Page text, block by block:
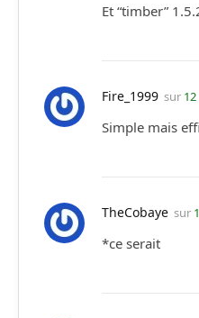
Et “timber”
Fire_1999 sur
Simple mais
TheCobaye sur
*ce serait